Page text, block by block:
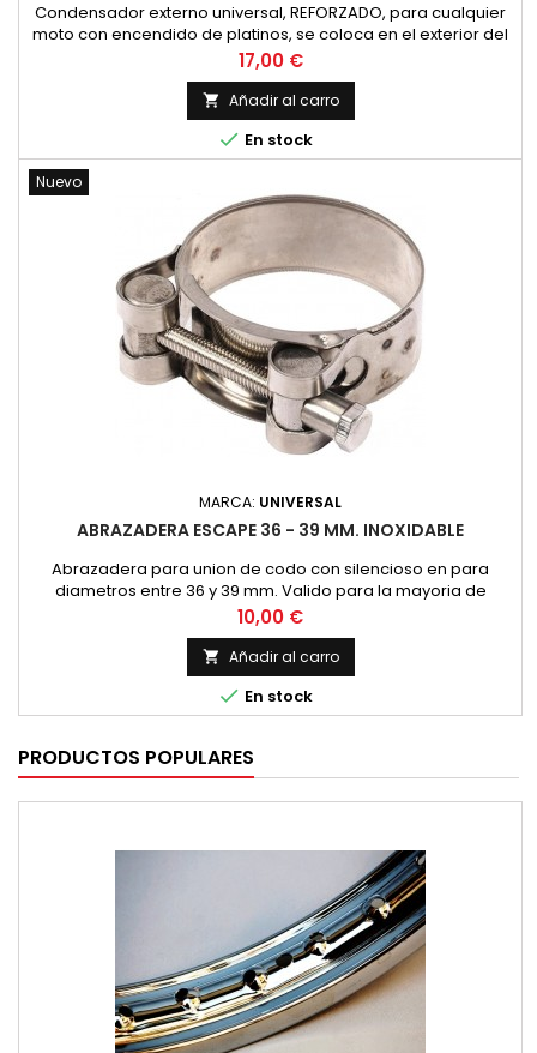
Condensador externo universal, REFORZADO, para cualquier
moto con encendido de platinos, se coloca en el exterior del
motor. Después de la instalación, es fundamental controlar el
calado. El condensador es más eficiente que el original y
puede aumentar ligeramente los grados. El montaje es
sencillo gracias al conector rápido doble...
Precio
17,00 €
 Añadir al carro
 En stock
Nuevo
MARCA: UNIVERSAL
ABRAZADERA ESCAPE 36 - 39 MM. INOXIDABLE
Abrazadera para union de codo con silencioso en para
diametros entre 36 y 39 mm. Valido para la mayoria de
modelos de pequeña cilindrada y 4 tiempos. Fabricada en
acero inoxidable con tornillo hexagonal Precio por unidad.
Precio
10,00 €
 Añadir al carro
 En stock
PRODUCTOS POPULARES